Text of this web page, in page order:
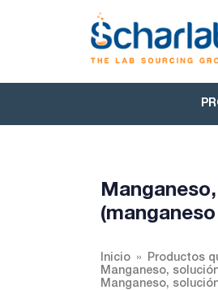
Inicio Productos
Manganeso,
Manganeso,